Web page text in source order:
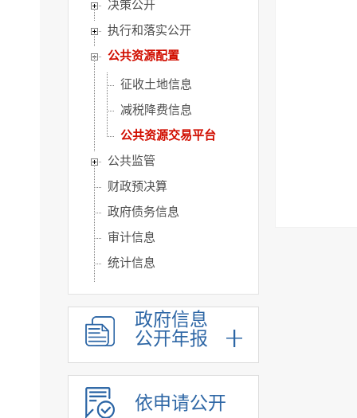
决策公开
执行和落实公开
公共资源配置
征收土地信息
减税降费信息
公共资源交易平台
公共监管
财政预决算
政府债务信息
审计信息
统计信息
政府信息
公开年报
依申请公开